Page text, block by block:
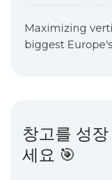
Maximizing
biggest
창고를 성
세요 🎯